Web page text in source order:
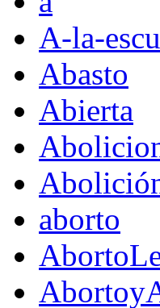
A-la-
Abasto
Abierta
aborto